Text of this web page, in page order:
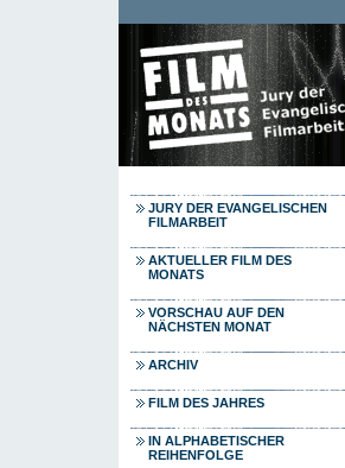
JURY DER EVANGELISCHEN
FILMARBEIT
AKTUELLER FILM DES
MONATS
VORSCHAU AUF DEN
NÄCHSTEN MONAT
ARCHIV
FILM DES JAHRES
IN ALPHABETISCHER
REIHENFOLGE